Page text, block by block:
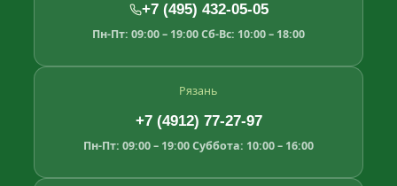
+7 (495) 432-05-05
Пн-Пт: 09:00 – 19:00Сб-Вс: 10:00 – 18:00
Рязань
+7 (4912) 77-27-97
Пн-Пт: 09:00 – 19:00Суббота: 10:00 – 16:00